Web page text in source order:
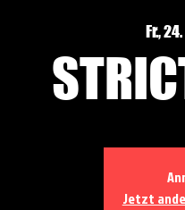
Fr.,
Jetzt